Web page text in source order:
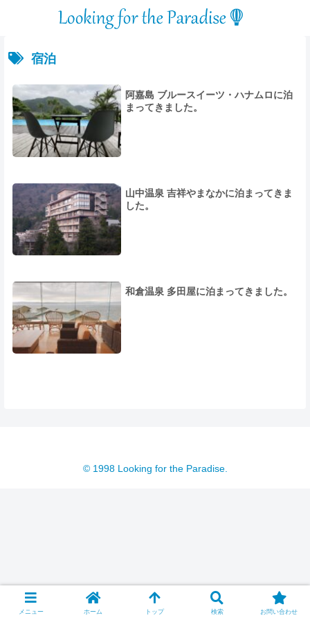
宿泊
阿嘉島 ブルースイーツ・ハナムロに泊
まってきました。
山中温泉 吉祥やまなかに泊まってきま
した。
和倉温泉 多田屋に泊まってきました。
© 1998 Looking for the Paradise.
メニュー ホーム トップ 検索 お問い合わせ